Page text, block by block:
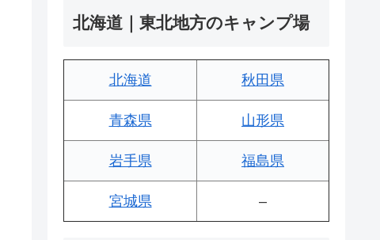
北海道｜東北地方のキャンプ場
北海道 秋田県
青森県 山形県
岩手県 福島県
宮城県 –